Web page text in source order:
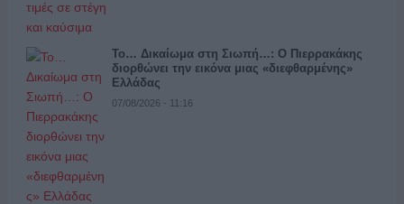
Το… Δικαίωμα στη Σιωπή…: Ο Πιερρακάκης
διορθώνει την εικόνα μιας «διεφθαρμένης»
Ελλάδας
07/08/2026 - 11:16